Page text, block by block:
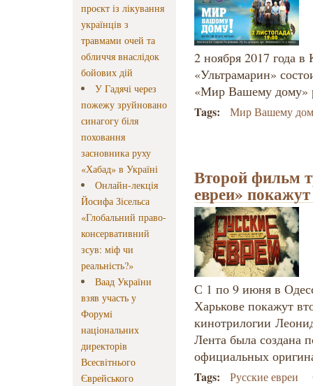
проєкт із лікування
українців з
травмами очей та
обличчя внаслідок
бойових дій
У Гадячі через
пожежу зруйновано
синагогу біля
поховання
засновника руху
«Хабад» в Україні
Онлайн-лекція
Йосифа Зісельса
«Глобальний право-
консервативний
зсув: міф чи
реальність?»
Ваад України
взяв участь у
Форумі
національних
директорів
Всесвітнього
Єврейського
2 ноября 2017 года в
«Ультрамарин»
«Мир Вашему дому»
Tags: Мир Вашему
Второй фильм
евреи»
С 1 по 9 июня в
Харькове покажут
кинотрилогии
Лента была создана
официальных
Tags: Русские евреи